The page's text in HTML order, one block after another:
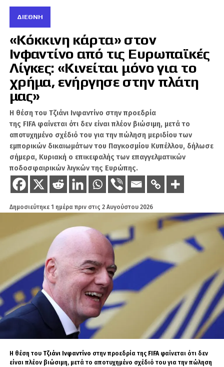
Είναι ο άγνωστος Χ, αλλά φυσικό πρόσωπο που
βοηθάει στην παραγωγή ειδήσεων στο Geopolitico.gr,
αλλά και τη δημιουργία βίντεο στο κανάλι του Σάββα
Καλεντερίδη. Πολλοί τον χαρακτηρίζουν ως ανθρώπινο
αλγόριθμο λόγω του όγκου των δεδομένων και
πληροφοριών που αφομοιώνει καθημερινώς. Είναι
καταδρομέας με ειδικότητα Χειριστή Ασυρμάτων
Μέσων.
ΔΙΕΘΝΉ
«Κόκκινη κάρτα» στον
Ινφαντίνο από τις Ευρωπαϊκές
Λίγκες: «Κινείται μόνο για το
χρήμα, ενήργησε στην πλάτη
μας»
H θέση του Τζιάνι Ινφαντίνο στην προεδρία
της FIFA φαίνεται ότι δεν είναι πλέον βιώσιμη, μετά το
αποτυχημένο σχέδιό του για την πώληση μεριδίου των
εμπορικών δικαιωμάτων του Παγκοσμίου Κυπέλλου, δήλωσε
σήμερα, Κυριακή ο επικεφαλής των επαγγελματικών
ποδοσφαιρικών λιγκών της Ευρώπης.
Δημοσιεύτηκε 1 ημέρα πριν στις 2 Αυγούστου 2026
H θέση τουΤζιάνι Ινφαντίνο στην προεδρία της FIFAφαίνεται ότι δεν
είναι πλέον βιώσιμη, μετά το αποτυχημένο σχέδιό του για την πώληση